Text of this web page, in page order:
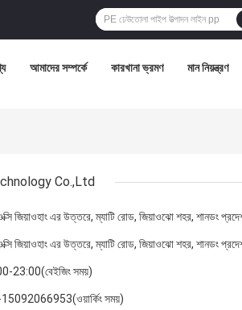
আমাদের সম্পর্কে কারখানা ভ্রমণ মান নিয়ন্ত্রণ
Co.,Ltd
জিয়াওহাং এর উত্তরে, ম্যাটি রোড, জিয়াওঝো শহর, শানডং
জিয়াওহাং এর উত্তরে, ম্যাটি রোড, জিয়াওঝো শহর, শানডং
23:00(বেইজিং সময়)
সময়)